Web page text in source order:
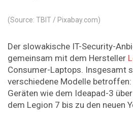
(Source: TBIT / Pixabay.com)
Der slowakische IT-Security-
gemeinsam mit dem Hersteller
Consumer-Laptops. Insgesamt
verschiedene Modelle
Geräten wie dem Ideapad-3
dem Legion 7 bis zu den neuen